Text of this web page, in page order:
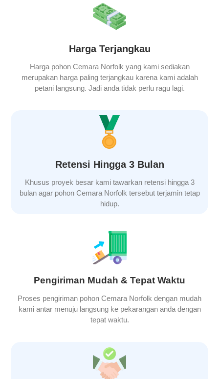
Harga Terjangkau
Harga pohon Cemara Norfolk yang kami sediakan
merupakan harga paling terjangkau karena kami adalah
petani langsung. Jadi anda tidak perlu ragu lagi.
Retensi Hingga 3 Bulan
Khusus proyek besar kami tawarkan retensi hingga 3
bulan agar pohon Cemara Norfolk tersebut terjamin tetap
hidup.
Pengiriman Mudah & Tepat Waktu
Proses pengiriman pohon Cemara Norfolk dengan mudah
kami antar menuju langsung ke pekarangan anda dengan
tepat waktu.